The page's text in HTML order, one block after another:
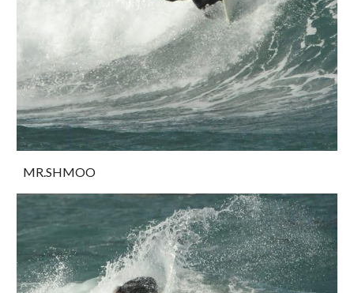
MR.SHMOO